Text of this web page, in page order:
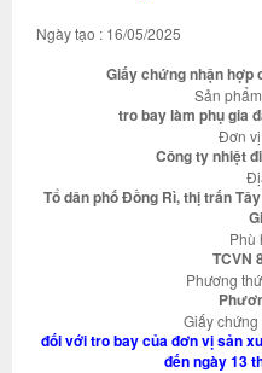
Ngày tạo : 16/05/2025
Giấy chứng nhận hợp
Sản
tro bay làm phụ gia
Đơn
Công ty nhiệt
Tổ dân phố Đồng Rì, thị trấn
Phù
TCVN
Phương
Giấy
đối với tro bay của đơn vị sản
đến ngày 13